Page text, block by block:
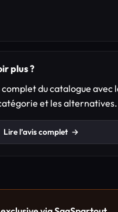
plus ?
du catalogue avec
et les alternatives.
Lire l’avis complet →